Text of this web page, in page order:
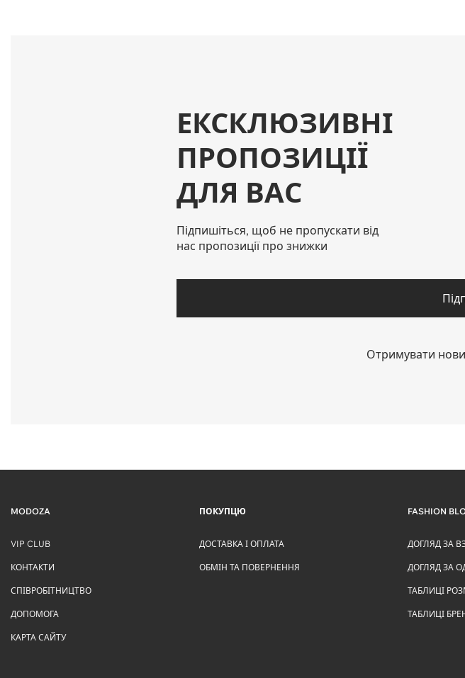
ЕКСКЛЮЗИВНІ
ПРОПОЗИЦІЇ
ДЛЯ ВАС
Підпишіться, щоб не пропускати від
нас пропозиції про знижки
Отримувати
MODOZA
VIP CLUB
КОНТАКТИ
СПІВРОБІТНИЦТВО
ДОПОМОГА
КАРТА САЙТУ
ПОКУПЦЮ
ДОСТАВКА І ОПЛАТА
ОБМІН ТА ПОВЕРНЕННЯ
FASHION
ДОГЛЯД ЗА
ДОГЛЯД ЗА
ТАБЛИЦІ
ТАБЛИЦІ